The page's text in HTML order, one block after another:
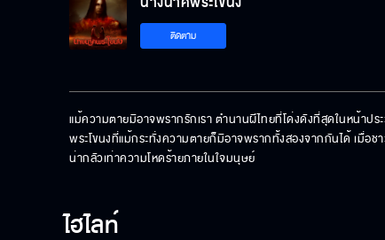
ติดตาม
แม้ความตายมิอาจพรากรักเรา ตํานานผีไทยที่โด่งดังที่สุดในหน้าปร
พระโขนงที่แม้กระทั่งความตายก็มิอาจพรากทั้งสองจากกันได้ เมื่อช
น่ากลัวเท่าความโหดร้ายภายในใจมนุษย์
ไฮไลท์